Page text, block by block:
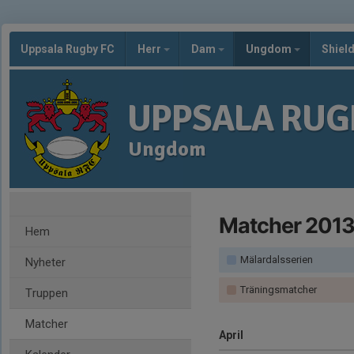
Uppsala Rugby FC Herr Dam Ungdom
UPPSALA
Ungdom
Hem
Nyheter
Truppen
Matcher
Matcher 2013
Mälardalsserien
Träningsmatcher
April